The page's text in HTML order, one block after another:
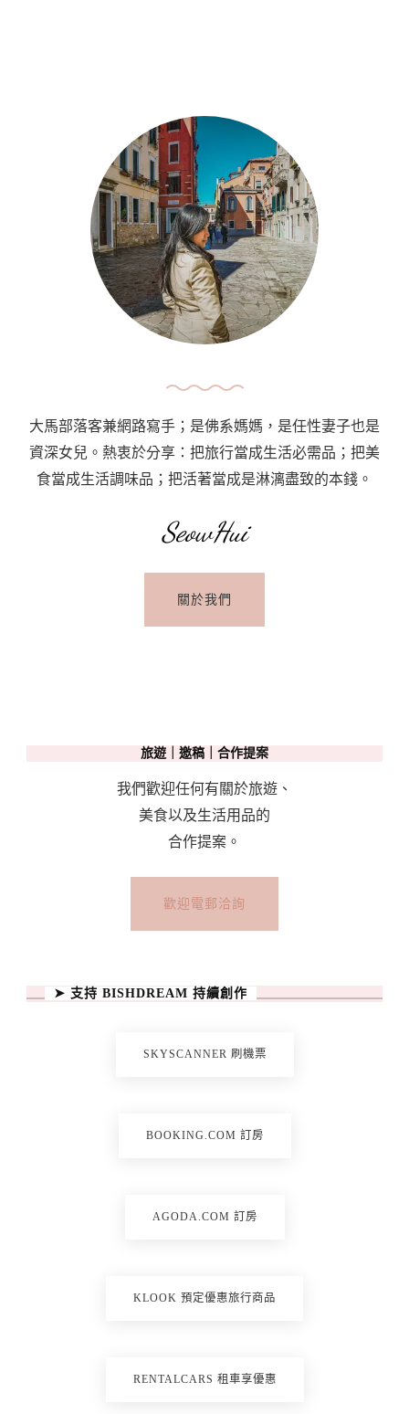
大馬部落客兼網路寫手；是佛系媽媽，是任性妻子也是
資深女兒。熱衷於分享：把旅行當成生活必需品；把美
食當成生活調味品；把活著當成是淋漓盡致的本錢。
SeowHui
關於我們
旅遊｜邀稿｜合作提案
我們歡迎任何有關於旅遊、
美食以及生活用品的
合作提案。
歡迎電郵洽詢
➤ 支持 BISHDREAM 持續創作
SKYSCANNER 刷機票
BOOKING.COM 訂房
AGODA.COM 訂房
KLOOK 預定優惠旅行商品
RENTALCARS 租車享優惠